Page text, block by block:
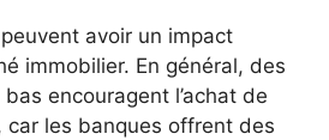
avoir un impact
immobilier. En général, des
encouragent l’achat de
car les banques offrent des